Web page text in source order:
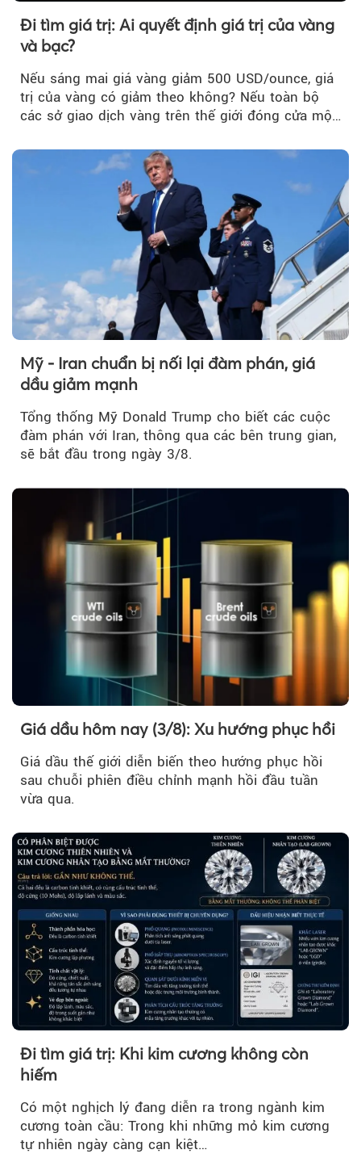
Đi tìm giá trị: Ai quyết định giá trị của vàng
và bạc?
Nếu sáng mai giá vàng giảm 500 USD/ounce, giá
trị của vàng có giảm theo không? Nếu toàn bộ
các sở giao dịch vàng trên thế giới đóng cửa một
Mỹ - Iran chuẩn bị nối lại đàm phán, giá
dầu giảm mạnh
Tổng thống Mỹ Donald Trump cho biết các cuộc
đàm phán với Iran, thông qua các bên trung gian,
sẽ bắt đầu trong ngày 3/8.
Giá dầu hôm nay (3/8): Xu hướng phục hồi
Giá dầu thế giới diễn biến theo hướng phục hồi
sau chuỗi phiên điều chỉnh mạnh hồi đầu tuần
vừa qua.
Đi tìm giá trị: Khi kim cương không còn
hiếm
Có một nghịch lý đang diễn ra trong ngành kim
cương toàn cầu: Trong khi những mỏ kim cương
tự nhiên ngày càng cạn kiệt…